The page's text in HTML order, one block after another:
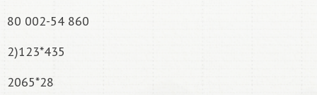
80 002-54 860
2)123*435
2065*28